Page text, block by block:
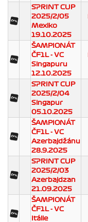
SPRINT CUP
2025/2/05
Mexiko
19.10.2025
ŠAMPIONÁT
ČF1L - VC
Singapuru
12.10.2025
SPRINT CUP
2025/2/04
Singapur
05.10.2025
ŠAMPIONÁT
ČF1L - VC
Azerbajdžánu
28.9.2025
SPRINT CUP
2025/2/03
Azerbajdzan
21.09.2025
ŠAMPIONÁT
ČF1L - VC
Itálie